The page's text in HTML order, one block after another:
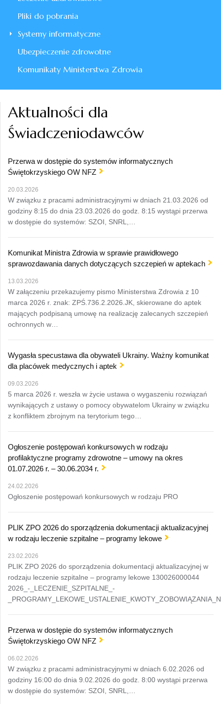
Pliki do pobrania
Systemy informatyczne
Ubezpieczenie zdrowotne
Komunikaty Ministerstwa Zdrowia
Aktualności dla
Świadczeniodawców
Przerwa w dostępie do systemów informatycznych
Świętokrzyskiego OW NFZ
20.03.2026
W związku z pracami administracyjnymi w dniach 21.03.2026 od
godziny 8:15 do dnia 23.03.2026 do godz. 8:15 wystąpi przerwa
w dostępie do systemów: SZOI, SNRL,…
Komunikat Ministra Zdrowia w sprawie prawidłowego
sprawozdawania danych dotyczących szczepień w aptekach
13.03.2026
W załączeniu przekazujemy pismo Ministerstwa Zdrowia z 10
marca 2026 r. znak: ZPŚ.736.2.2026.JK, skierowane do aptek
mających podpisaną umowę na realizację zalecanych szczepień
ochronnych w…
Wygasła specustawa dla obywateli Ukrainy. Ważny komunikat
dla placówek medycznych i aptek
09.03.2026
5 marca 2026 r. weszła w życie ustawa o wygaszeniu rozwiązań
wynikających z ustawy o pomocy obywatelom Ukrainy w związku
z konfliktem zbrojnym na terytorium tego…
Ogłoszenie postępowań konkursowych w rodzaju
profilaktyczne programy zdrowotne – umowy na okres
01.07.2026 r. – 30.06.2034 r.
24.02.2026
Ogłoszenie postępowań konkursowych w rodzaju PRO
PLIK ZPO 2026 do sporządzenia dokumentacji aktualizacyjnej
w rodzaju leczenie szpitalne – programy lekowe
23.02.2026
PLIK ZPO 2026 do sporządzenia dokumentacji aktualizacyjnej w
rodzaju leczenie szpitalne – programy lekowe 130026000044
2026_-_LECZENIE_SZPITALNE_-
Przerwa w dostępie do systemów informatycznych
Świętokrzyskiego OW NFZ
06.02.2026
W związku z pracami administracyjnymi w dniach 6.02.2026 od
godziny 16:00 do dnia 9.02.2026 do godz. 8:00 wystąpi przerwa
w dostępie do systemów: SZOI, SNRL,…